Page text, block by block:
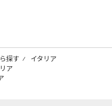
探す ⁄ イタリア
ア